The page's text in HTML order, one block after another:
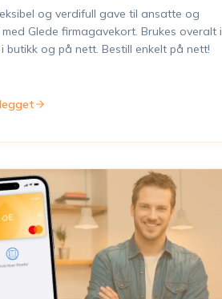
og verdifull gave til ansatte og
Glede firmagavekort. Brukes overalt i
butikk og på nett. Bestill enkelt på nett!